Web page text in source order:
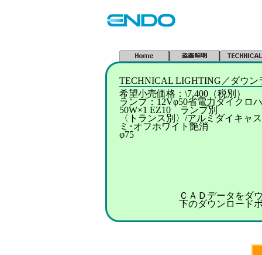
TECHNICAL LIGHTING／ダウ
希望小売価格：\7,400（税別）
ランプ：12Vφ50省電力ダイクロ
50W×1 EZ10 ランプ別
〈トランス別〉/アルミダイキャ
ミ･オフホワイト艶消
φ75
ＣＡＤデータをダ
下のダウンロード